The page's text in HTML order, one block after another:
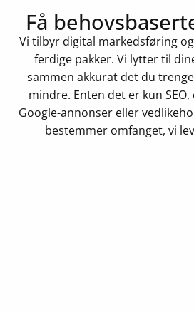
Få
Vi tilbyr digital markedsføring
ferdige pakker. Vi lytter til
sammen akkurat det du
mindre. Enten det er kun
Google-annonser eller
bestemmer omfanget, vi